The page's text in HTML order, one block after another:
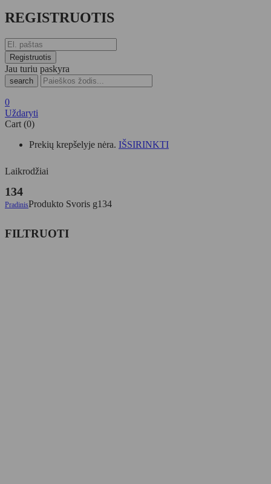
REGISTRUOTIS
Jau turiu paskyra
search
0
Uždaryti
Cart (0)
Prekių krepšelyje nėra. IŠSIRINKTI
Laikrodžiai
134
PradinisProdukto Svoris g134
FILTRUOTI